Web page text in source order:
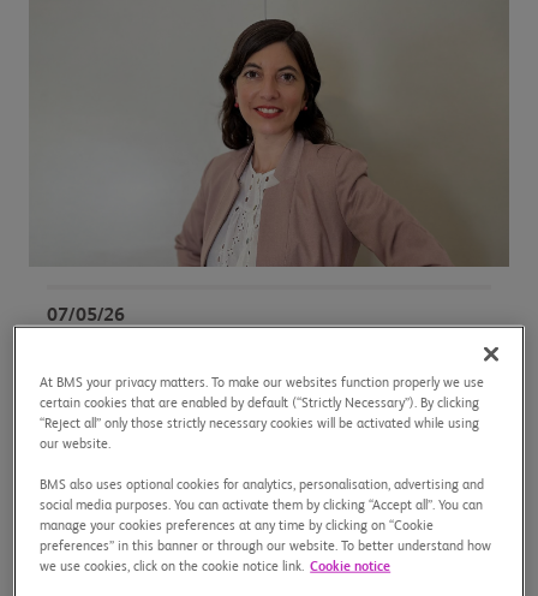
07/05/26
At BMS your privacy matters. To make our websites function properly we use
certain cookies that are enabled by default (“Strictly Necessary”). By clicking
“Reject all” only those strictly necessary cookies will be activated while using
our website.
BMS also uses optional cookies for analytics, personalisation, advertising and
social media purposes. You can activate them by clicking “Accept all”. You can
manage your cookies preferences at any time by clicking on “Cookie
preferences” in this banner or through our website. To better understand how
we use cookies, click on the cookie notice link.
Cookie notice